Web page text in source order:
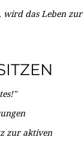
wird das Leben zur
zur aktiven